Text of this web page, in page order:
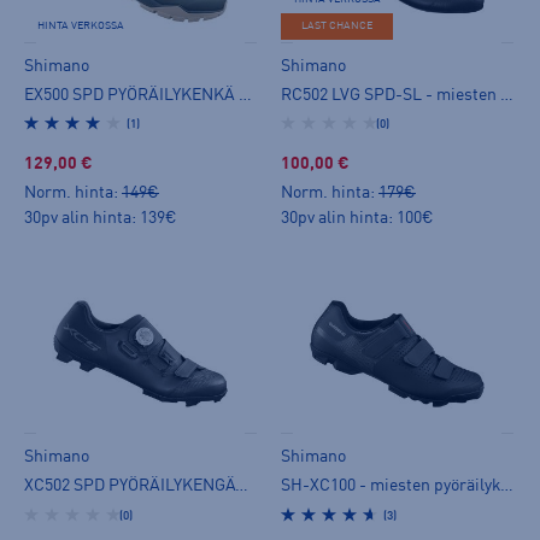
HINTA VERKOSSA
Shimano
EX500 SPD PYÖRÄILYKENKÄ - miesten lukkokenkä
(1)
129,00 €
Norm. hinta: 149€
30pv alin hinta: 139€
LAST CHANCE
Shimano
RC502 LVG SPD-SL - miesten lukkokenkä
(0)
100,00 €
Norm. hinta: 179€
30pv alin hinta: 100€
Shimano
XC502 SPD PYÖRÄILYKENGÄT M - miesten lukkokenkä
(0)
Shimano
SH-XC100 - miesten pyöräilykengät
(3)